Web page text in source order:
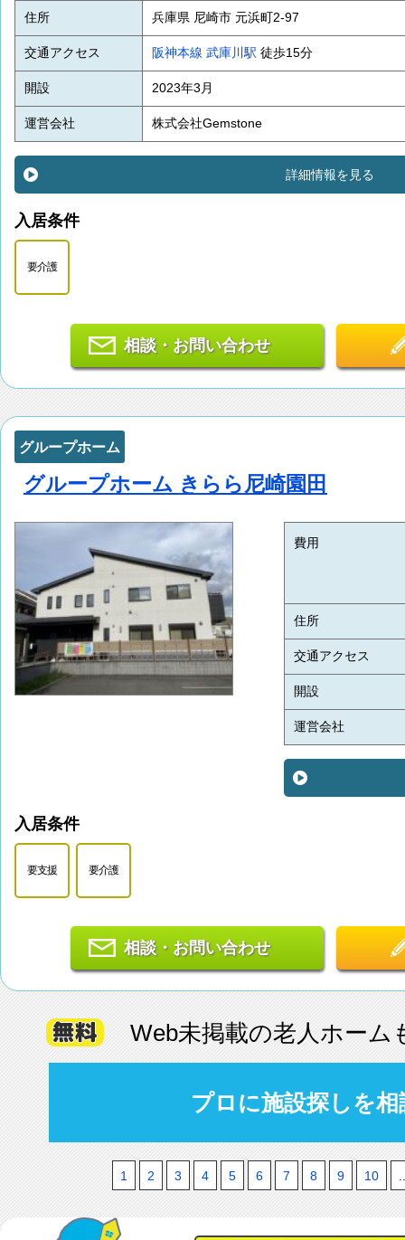
住所 兵庫県 尼崎市 元浜町2-97
交通アクセス 阪神本線 武庫川駅 徒歩15分
開設 2023年3月
運営会社 株式会社Gemstone
詳細情報を見る
入居条件
要介護
相談・お問い合わせ
グループホーム
グループホーム きらら尼崎園田
費用
住所
交通アクセス
開設
運営会社
入居条件
要支援 要介護
相談・お問い合わせ
Web未掲載の老人ホーム
プロに施設探しを
1 2 3 4 5 6 7 8 9 10